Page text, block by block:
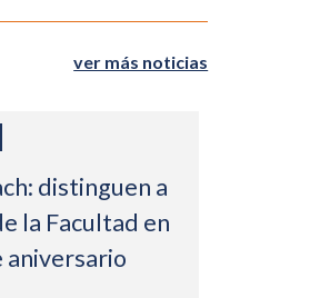
ver más noticias
distinguen a
la Facultad en
aniversario